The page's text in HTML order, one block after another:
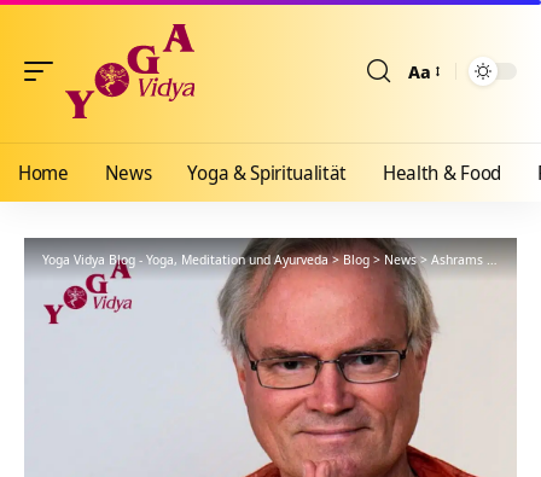
Aa
Home News Yoga & Spiritualität Health & Food
Yoga Vidya Blog - Yoga, Meditation und Ayurveda>Blog>News>Ashrams> Bad